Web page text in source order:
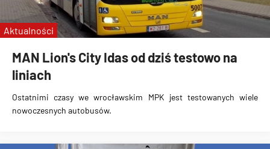
MAN Lion's City Idas od dziś testowo na
liniach
Ostatnimi czasy we wrocławskim MPK jest testowanych wiele
nowoczesnych autobusów.
Aktualności